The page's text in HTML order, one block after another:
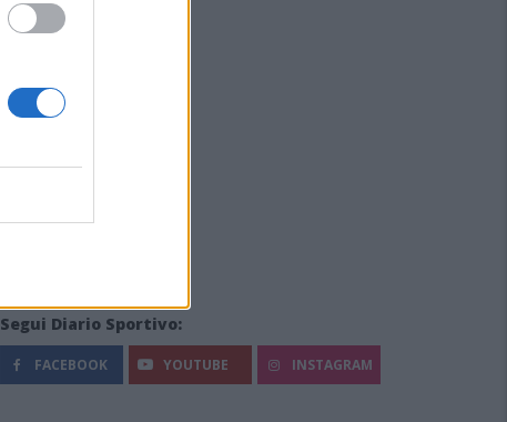
Segui Diario Sportivo:
FACEBOOK YOUTUBE INSTAGRAM